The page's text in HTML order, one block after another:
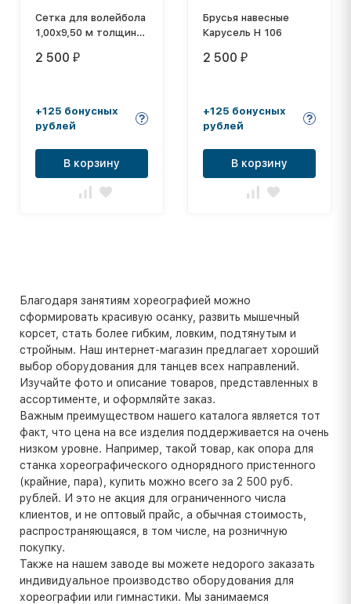
Сетка для волейбола
1,00х9,50 м толщина
2 500 ₽
+125 бонусных
рублей
В корзину
Брусья навесные
Карусель Н 106
2 500 ₽
+125 бонусных
рублей
В корзину
Благодаря занятиям хореографией можно
сформировать красивую осанку, развить мышечный
корсет, стать более гибким, ловким, подтянутым и
стройным. Наш интернет-магазин предлагает хороший
выбор оборудования для танцев всех направлений.
Изучайте фото и описание товаров, представленных в
ассортименте, и оформляйте заказ.
Важным преимуществом нашего каталога является тот
факт, что цена на все изделия поддерживается на очень
низком уровне. Например, такой товар, как опора для
станка хореографического однорядного пристенного
(крайние, пара), купить можно всего за 2 500 руб.
рублей. И это не акция для ограниченного числа
клиентов, и не оптовый прайс, а обычная стоимость,
распространяющаяся, в том числе, на розничную
покупку.
Также на нашем заводе вы можете недорого заказать
индивидуальное производство оборудования для
хореографии или гимнастики. Мы занимаемся